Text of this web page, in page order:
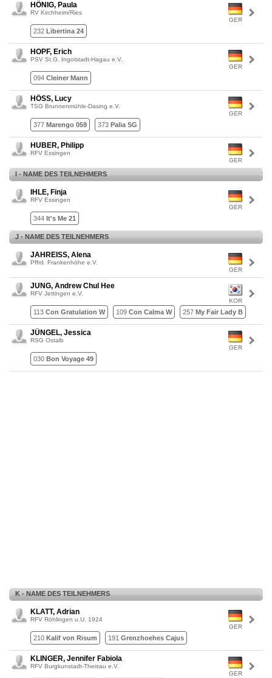
GER
HÖNIG, Paula
RV Kirchheim/Ries
232 Libertina 24
GER
HOPF, Erich
PSV St.G. Ingolstadt-Hagau e.V.
094 Cleiner Mann
GER
HÖSS, Lucy
TSG Brunnenmühle-Dasing e.V.
377 Marengo 059 373 Palia SG
GER
HUBER, Philipp
RFV Essingen
I - NAME DES TEILNEHMERS
GER
IHLE, Finja
RFV Essingen
344 It's Me 21
J - NAME DES TEILNEHMERS
GER
JAHREISS, Alena
Pffrd. Frankenhöhe e.V.
KOR
JUNG, Andrew Chul Hee
RFV Jettingen e.V.
113 Con Gratulation W 109 Con Calma W 257 My Fair Lady B
GER
JÜNGEL, Jessica
RSG Ostalb
030 Bon Voyage 49
K - NAME DES TEILNEHMERS
GER
KLATT, Adrian
RFV Röhlingen u.U. 1924
210 Kalif von Risum 191 Grenzhoehes Cajus
GER
KLINGER, Jennifer Fabiola
RFV Burgkunstadt-Theisau e.V.